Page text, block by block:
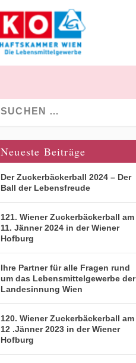
Neueste Beiträge
Der Zuckerbäckerball 2024 – Der
Ball der Lebensfreude
121. Wiener Zuckerbäckerball am
11. Jänner 2024 in der Wiener
Hofburg
Ihre Partner für alle Fragen rund
um das Lebensmittelgewerbe der
Landesinnung Wien
120. Wiener Zuckerbäckerball am
12 .Jänner 2023 in der Wiener
Hofburg